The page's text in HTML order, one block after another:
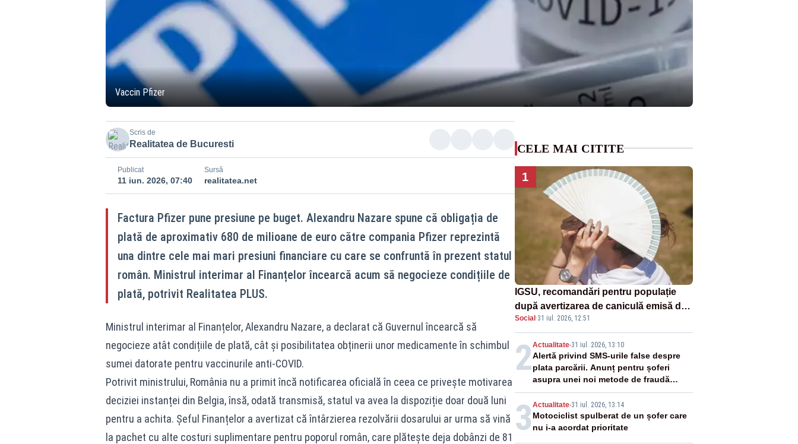
Vaccin Pfizer
Scris de
Realitatea de Bucuresti
Publicat
11 iun. 2026, 07:40
Sursă
realitatea.net
Factura Pfizer pune presiune pe buget. Alexandru Nazare spune că obligația de
plată de aproximativ 680 de milioane de euro către compania Pfizer reprezintă
una dintre cele mai mari presiuni financiare cu care se confruntă în prezent statul
român. Ministrul interimar al Finanțelor încearcă acum să negocieze condițiile de
plată, potrivit Realitatea PLUS.
Ministrul interimar al Finanțelor, Alexandru Nazare, a declarat că Guvernul încearcă să
negocieze atât condițiile de plată, cât și posibilitatea obținerii unor medicamente în schimbul
sumei datorate pentru vaccinurile anti-COVID.
Potrivit ministrului, România nu a primit încă notificarea oficială în ceea ce privește motivarea
deciziei instanței din Belgia, însă, odată transmisă, statul va avea la dispoziție doar două luni
pentru a achita. Șeful Finanțelor a avertizat că întârzierea rezolvării dosarului ar urma să vină
la pachet cu alte costuri suplimentare pentru poporul român, care plătește deja dobânzi de 81
CELE MAI CITITE
1
IGSU, recomandări pentru populație
după avertizarea de caniculă emisă de
meteorologi
Social·31 iul. 2026, 12:51
2Actualitate-31 iul. 2026, 13:10
Alertă privind SMS-urile false despre
plata parcării. Anunț pentru șoferi
asupra unei noi metode de fraudă
online
3 Actualitate-31 iul. 2026, 13:14
Motociclist spulberat de un șofer care
nu i-a acordat prioritate